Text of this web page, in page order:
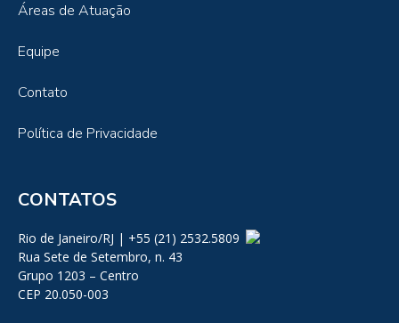
Áreas de Atuação
Equipe
Contato
Política de Privacidade
CONTATOS
Rio de Janeiro/RJ | +55 (21) 2532.5809
Rua Sete de Setembro, n. 43
Grupo 1203 – Centro
CEP 20.050-003